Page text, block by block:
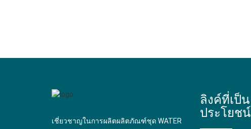
เชี่ยวชาญในการผลิตผลิตภัณฑ์ชุด WATER
ลิงค์ที่เป็น
ประโยชน์